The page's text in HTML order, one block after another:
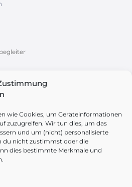
wie Cookies, um Geräteinformationen
zuzugreifen. Wir tun dies, um das
und um (nicht) personalisierte
du nicht zustimmst oder die
dies bestimmte Merkmale und